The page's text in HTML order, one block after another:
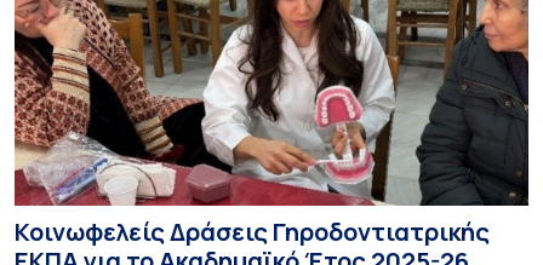
Κοινωφελείς Δράσεις Γηροδοντιατρικής